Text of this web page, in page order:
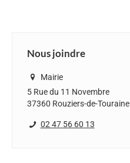
Nous joindre
Mairie
5 Rue du 11 Novembre
37360 Rouziers-de-Touraine
02 47 56 60 13